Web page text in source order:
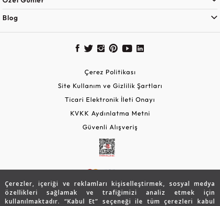
Çerezler, içeriği ve reklamları kişiselleştirmek, sosyal medya
özellikleri sağlamak ve trafiğimizi analiz etmek için
kullanılmaktadır. “Kabul Et” seçeneği ile tüm çerezleri kabul
Blog
Çerez Politikası
Site Kullanım ve Gizlilik Şartları
Ticari Elektronik İleti Onayı
KVKK Aydınlatma Metni
Güvenli Alışveriş